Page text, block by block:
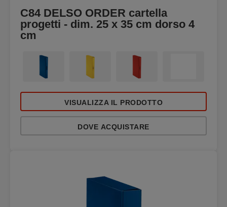
C84 DELSO ORDER cartella
progetti - dim. 25 x 35 cm dorso 4
cm
VISUALIZZA IL PRODOTTO
DOVE ACQUISTARE